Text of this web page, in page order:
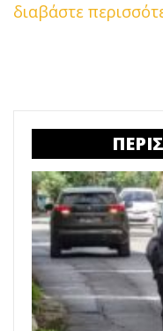
διαβάστε